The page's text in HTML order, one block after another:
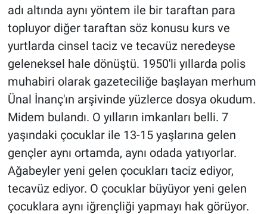
adı altında aynı yöntem ile bir taraftan para
topluyor diğer taraftan söz konusu kurs ve
yurtlarda cinsel taciz ve tecavüz neredeyse
geleneksel hale dönüştü. 1950'li yıllarda polis
muhabiri olarak gazeteciliğe başlayan merhum
Ünal İnanç'ın arşivinde yüzlerce dosya okudum.
Midem bulandı. O yılların imkanları belli. 7
yaşındaki çocuklar ile 13-15 yaşlarına gelen
gençler aynı ortamda, aynı odada yatıyorlar.
Ağabeyler yeni gelen çocukları taciz ediyor,
tecavüz ediyor. O çocuklar büyüyor yeni gelen
çocuklara aynı iğrençliği yapmayı hak görüyor.